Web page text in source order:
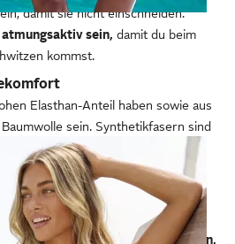
damit sie nicht einschneiden.
sein, damit du beim
kommst.
Elasthan-Anteil haben sowie aus
sein. Synthetikfasern sind
Feuchtigkeit und Wärme
Bündchen,das sich angenehm
Material
saugfähigen Material bestehen,